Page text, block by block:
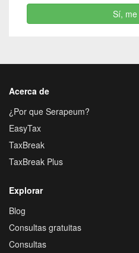
Sí,
Acerca de
¿Por que Serapeum?
EasyTax
TaxBreak
TaxBreak Plus
Explorar
Blog
Consultas gratuitas
Consultas